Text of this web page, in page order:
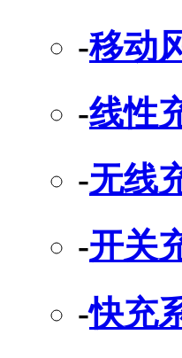
-移动
-线性
-无线
-开关
-快充